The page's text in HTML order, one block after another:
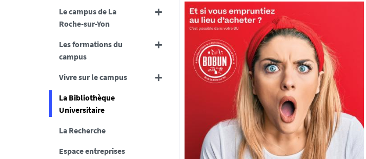
Le campus de La
Roche-sur-Yon
Les formations du
campus
Vivre sur le campus
La Bibliothèque
Universitaire
La Recherche
Espace entreprises